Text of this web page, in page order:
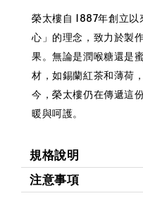
榮太樓自 1887年創立
心」的理念，致力於製
果。無論是潤喉糖還是
材，如錫蘭紅茶和薄荷
今，榮太樓仍在傳遞這
暖與呵護。
規格說明
注意事項